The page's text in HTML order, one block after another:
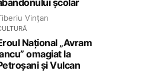
școlar
Vințan
Național „Avram
omagiat la
și Vulcan